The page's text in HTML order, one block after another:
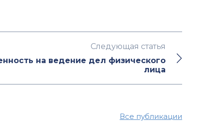
Следующая статья
на ведение дел физического
лица
Все публикации